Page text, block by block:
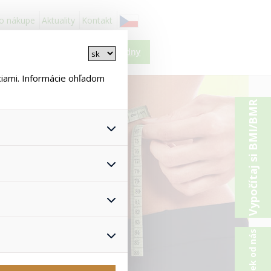
Vypočítaj si BMI/BMR
nákupe Aktuality Kontakt
Košík je prázdny
Informácie ohľadom
súhlasu s
Preto
vyhnúť sa